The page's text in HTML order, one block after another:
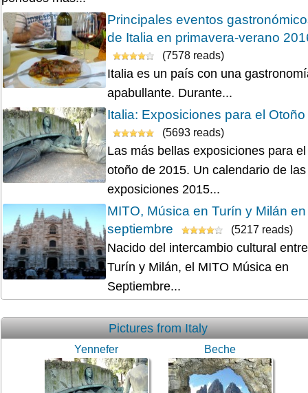
Principales eventos
de Italia en primavera-verano
(7578 reads)
Italia es un país con una
apabullante. Durante...
Italia: Exposiciones para el Otoño
(5693 reads)
Las más bellas exposiciones para el
otoño de 2015. Un calendario de las
exposiciones 2015...
MITO, Música en Turín y Milán en
septiembre
(5217 reads)
Nacido del intercambio cultural entre
Turín y Milán, el MITO Música en
Septiembre...
Pictures from Italy
Yennefer Beche